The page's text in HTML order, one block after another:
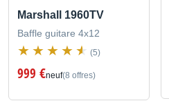
Marshall 1960TV
Baffle guitare 4x12
(5)
999 €neuf(8 offres)